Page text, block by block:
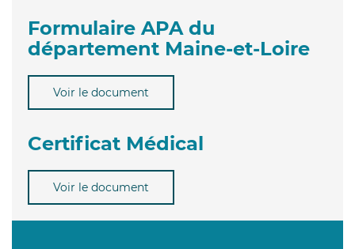
Formulaire APA du
département Maine-et-Loire
Voir le document
Certificat Médical
Voir le document